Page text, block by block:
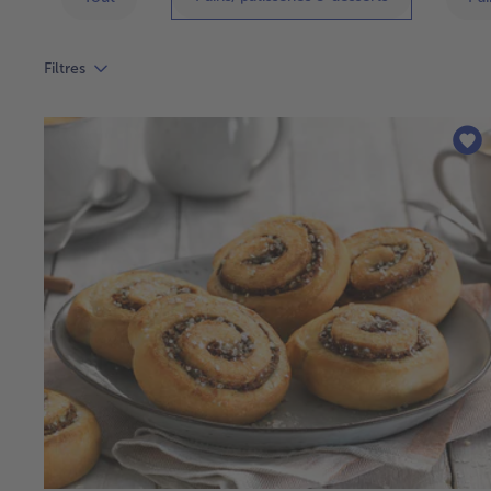
Filtres